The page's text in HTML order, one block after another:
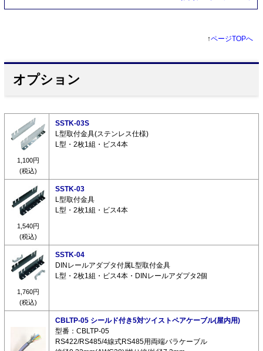
↑ページTOPへ
オプション
1,100円
(税込)
SSTK-03S
L型取付金具(ステンレス仕様)
L型・2枚1組・ビス4本
1,540円
(税込)
SSTK-03
L型取付金具
L型・2枚1組・ビス4本
1,760円
(税込)
SSTK-04
DINレールアダプタ付属L型取付金具
L型・2枚1組・ビス4本・DINレールアダプタ2個
CBLTP-05 シールド付き5対ツイストペアケーブル(屋内用)
型番：CBLTP-05
RS422/RS485/4線式RS485用両端バラケーブル